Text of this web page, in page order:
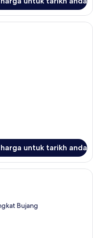
Double Room | Peti besi
untuk tarikh anda
dalam bilik, meja, kalis
Bujang